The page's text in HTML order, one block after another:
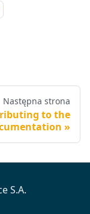
Następna strona
to the
S.A.